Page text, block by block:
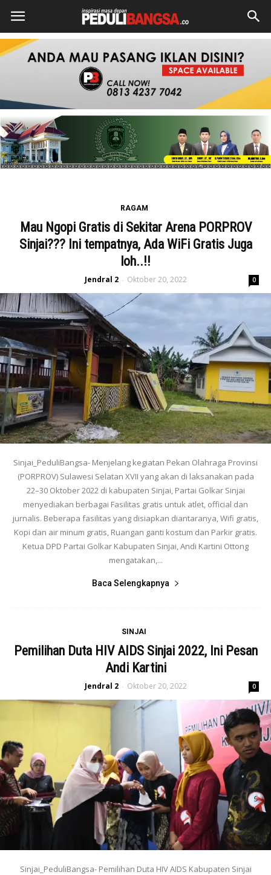
RAGAM
Mau Ngopi Gratis di Sekitar Arena PORPROV
Sinjai??? Ini tempatnya, Ada WiFi Gratis Juga
loh..!!
Jendral 2 - Oktober 20, 2022 0
Sinjai_PeduliBangsa- Menjelang kegiatan Pekan Olahraga Provinsi
(PORPROV) Sulawesi Selatan XVII yang akan di laksanakan pada
22–30 Oktober 2022 di kabupaten Sinjai, Partai Golkar Sinjai
menyediakan berbagai Fasilitas gratis untuk atlet, official dan
jurnalis. Beberapa fasilitas yang disiapkan diantaranya, Wifi gratis,
Kopi dan air minum gratis, Ruangan ganti kostum dan Parkir gratis.
Ketua DPD Partai Golkar Kabupaten Sinjai, Andi Kartini Ottong
mengatakan,...
Baca Selengkapnya
SINJAI
Pemilihan Duta HIV AIDS Sinjai 2022, Ini Pesan
Andi Kartini
Jendral 2 - Oktober 20, 2022 0
Sinjai_PeduliBangsa- Pemilihan Duta HIV AIDS Kabupaten Sinjai